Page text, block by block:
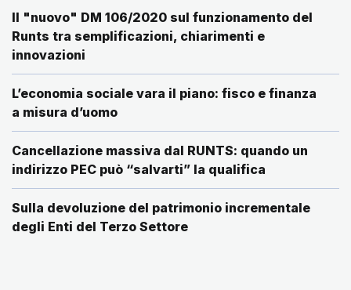
Il "nuovo" DM 106/2020 sul funzionamento del
Runts tra semplificazioni, chiarimenti e
innovazioni
L’economia sociale vara il piano: fisco e finanza
a misura d’uomo
Cancellazione massiva dal RUNTS: quando un
indirizzo PEC può “salvarti” la qualifica
Sulla devoluzione del patrimonio incrementale
degli Enti del Terzo Settore